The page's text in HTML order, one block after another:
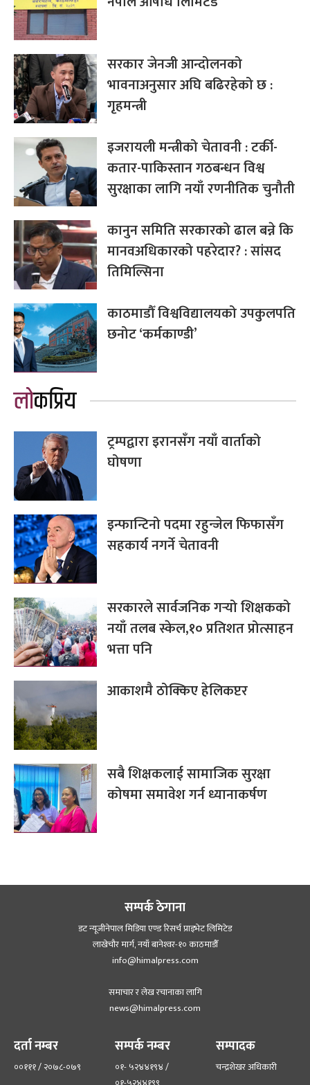
सरकार जेनजी आन्दोलनको
भावनाअनुसार अघि बढिरहेको छ :
गृहमन्त्री
इजरायली मन्त्रीको चेतावनी : टर्की-
कतार-पाकिस्तान गठबन्धन विश्व
सुरक्षाका लागि नयाँ रणनीतिक चुनौती
कानुन समिति सरकारको ढाल बन्ने कि
मानवअधिकारको पहरेदार? : सांसद
तिमिल्सिना
काठमाडौँ विश्वविद्यालयको उपकुलपति
छनोट ‘कर्मकाण्डी’
लोकप्रिय
ट्रम्पद्वारा इरानसँग नयाँ वार्ताको
घोषणा
इन्फान्टिनो पदमा रहुन्जेल फिफासँग
सहकार्य नगर्ने चेतावनी
सरकारले सार्वजनिक गर्‍यो शिक्षकको
नयाँ तलब स्केल,१० प्रतिशत प्रोत्साहन
भत्ता पनि
आकाशमै ठोक्किए हेलिकप्टर
सबै शिक्षकलाई सामाजिक सुरक्षा
कोषमा समावेश गर्न ध्यानाकर्षण
सम्पर्क ठेगाना
डट न्यूजीनेपाल मिडिया एण्ड रिसर्च प्राइभेट लिमिटेड
लाखेचौर मार्ग, नयाँ बानेश्‍वर-१० काठमाडौँ
info@himalpress.com
समाचार र लेख रचानाका लागि
news@himalpress.com
दर्ता नम्बर
००१११ / २०७८-०७९
सम्पर्क नम्बर
०१- ५२४४१९४ /
सम्पादक
चन्द्रशेखर अधिकारी